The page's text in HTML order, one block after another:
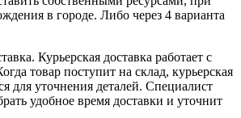
в городе. Либо через 4 варианта
Курьерская доставка работает с
товар поступит на склад, курьерская
для уточнения деталей. Специалист
удобное время доставки и уточнит